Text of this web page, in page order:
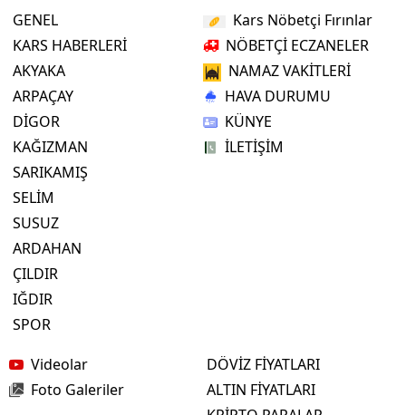
GENEL
KARS HABERLERİ
AKYAKA
ARPAÇAY
DİGOR
KAĞIZMAN
SARIKAMIŞ
SELİM
SUSUZ
ARDAHAN
ÇILDIR
IĞDIR
SPOR
Kars Nöbetçi Fırınlar
NÖBETÇİ ECZANELER
NAMAZ VAKİTLERİ
HAVA DURUMU
KÜNYE
İLETİŞİM
Videolar
Foto Galeriler
DÖVİZ FİYATLARI
ALTIN FİYATLARI